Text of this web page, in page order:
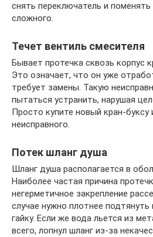
снять переключатель и поменять
сложного.
Течет вентиль смесителя
Бывает протечка сквозь корпус
Это означает, что он уже
требует замены. Такую
пытаться устранить, нарушая
Просто купите новый кран-буксу
неисправного.
Потек шланг душа
Шланг душа располагается в
Наиболее частая причина
негерметичное закрепление
случае нужно плотнее
гайку. Если же вода льется из
всего, лопнул шланг из-за